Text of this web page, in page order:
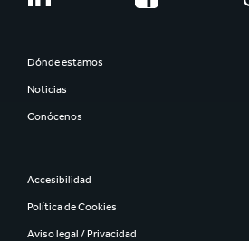
Dónde estamos
Noticias
Conócenos
Accesibilidad
Política de Cookies
Aviso legal / Privacidad